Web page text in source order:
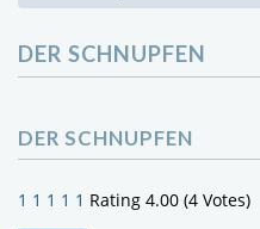
DER SCHNUPFEN
DER SCHNUPFEN
1 1 1 1 1 Rating 4.00 (4 Votes)